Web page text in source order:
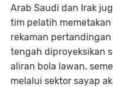
Arab Saudi dan Irak
tim pelatih
rekaman pertandingan
tengah diproyeksikan
aliran bola lawan.
melalui sektor sayap